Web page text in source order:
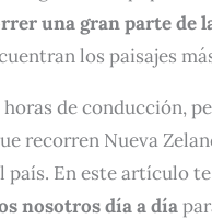
una gran parte de
los paisajes
horas de conducción,
recorren Nueva
país. En este artículo
nosotros día a día